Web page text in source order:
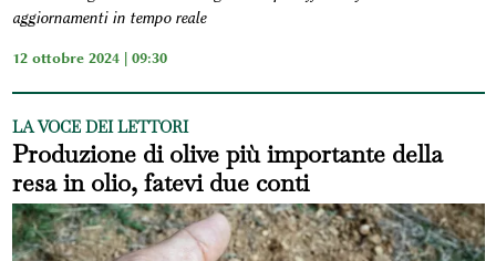
aggiornamenti in tempo reale
12 ottobre 2024 | 09:30
LA VOCE DEI LETTORI
Produzione di olive più importante della
resa in olio, fatevi due conti